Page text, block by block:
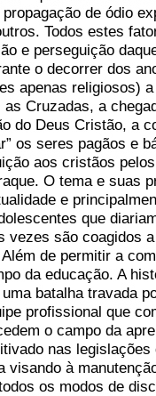
de ódio
Todos estes
e perseguição
o decorrer dos
apenas religiosos)
Cruzadas, a
do Deus Cristão, a
os seres pagãos e
aos cristãos
O tema e suas
e
que
vezes são coagidos
de permitir a
da educação. A
batalha travada
profissional que
o campo da
nas
visando à
os modos de